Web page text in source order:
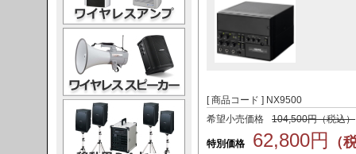
[ 商品コード ] NX9500
希望小売価格
104,500円（税込）
特別価格 62,800円 （